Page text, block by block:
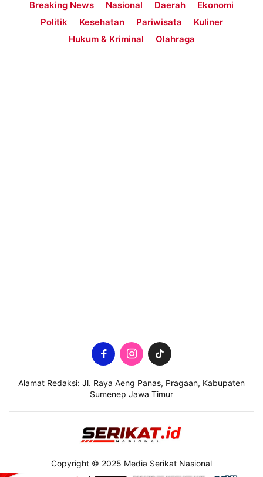
Breaking News Nasional Daerah
Ekonomi
Politik
Kesehatan Pariwisata
Kuliner
Hukum & Kriminal
Olahraga
Alamat Redaksi: Jl. Raya Aeng Panas, Pragaan, Kabupaten
Sumenep Jawa Timur
Copyright © 2025 Media Serikat Nasional